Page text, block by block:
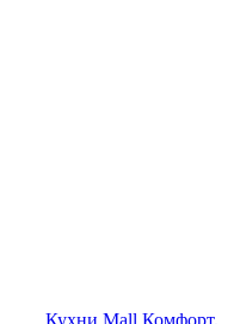
Кухни Mall Комфорт,